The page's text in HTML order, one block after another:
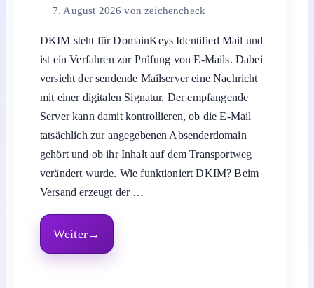
7. August 2026 vonzeichencheck
DKIM steht für DomainKeys Identified Mail und
ist ein Verfahren zur Prüfung von E-Mails. Dabei
versieht der sendende Mailserver eine Nachricht
mit einer digitalen Signatur. Der empfangende
Server kann damit kontrollieren, ob die E-Mail
tatsächlich zur angegebenen Absenderdomain
gehört und ob ihr Inhalt auf dem Transportweg
verändert wurde. Wie funktioniert DKIM? Beim
Versand erzeugt der …
Weiter